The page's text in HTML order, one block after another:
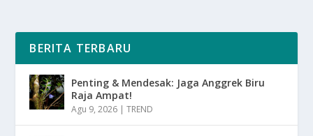
BERITA TERBARU
Penting & Mendesak: Jaga Anggrek Biru
Raja Ampat!
Agu 9, 2026 |TREND